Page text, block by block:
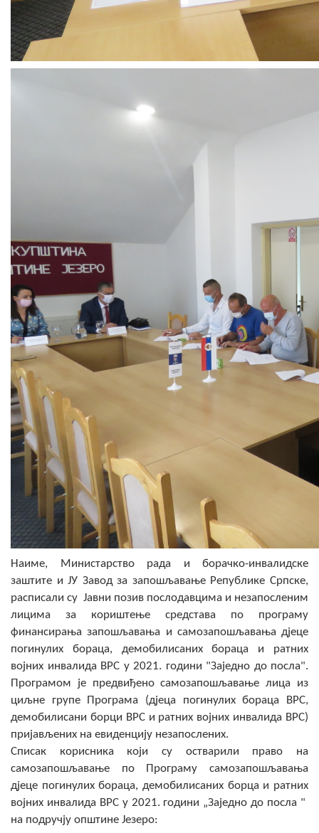
Наиме, Министарство рада и борачко-инвалидске
заштите и ЈУ Завод за запошљавање Републике Српске,
расписали су Јавни позив послодавцима и незапосленим
лицима за кориштење средстава по програму
финансирања запошљавања и самозапошљавања дјеце
погинулих бораца, демобилисаних бораца и ратних
војних инвалида ВРС у 2021. години "Заједно до посла".
Програмом је предвиђено самозапошљавање лица из
циљне групе Програма (дјеца погинулих бораца ВРС,
демобилисани борци ВРС и ратних војних инвалида ВРС)
пријављених на евиденцију незапослених.
Списак корисника који су остварили право на
самозапошљавање по Програму самозапошљавања
дјеце погинулих бораца, демобилисаних борца и ратних
војних инвалида ВРС у 2021. години „Заједно до посла "
на подручју општине Језеро: